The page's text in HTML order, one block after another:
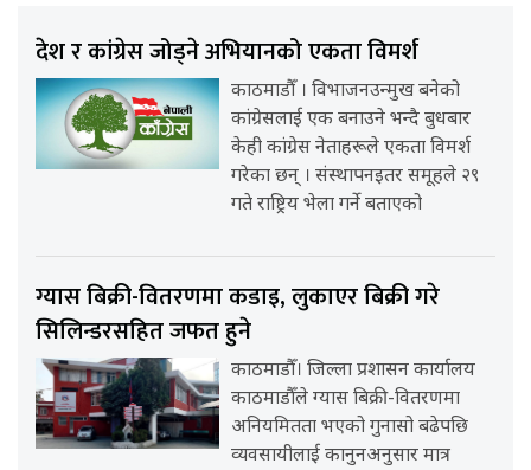
देश र कांग्रेस जोड्ने अभियानको एकता विमर्श
काठमाडौँ । विभाजनउन्मुख बनेको
कांग्रेसलाई एक बनाउने भन्दै बुधबार
केही कांग्रेस नेताहरूले एकता विमर्श
गरेका छन् । संस्थापनइतर समूहले २९
गते राष्ट्रिय भेला गर्ने बताएको
ग्यास बिक्री-वितरणमा कडाइ, लुकाएर बिक्री गरे
सिलिन्डरसहित जफत हुने
काठमाडौँ। जिल्ला प्रशासन कार्यालय
काठमाडौँले ग्यास बिक्री-वितरणमा
अनियमितता भएको गुनासो बढेपछि
व्यवसायीलाई कानुनअनुसार मात्र